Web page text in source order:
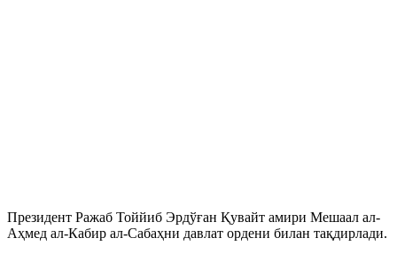
Президент Ражаб Тоййиб Эрдўған Қувайт амири Мешаал ал-
Аҳмед ал-Кабир ал-Сабаҳни давлат ордени билан тақдирлади.